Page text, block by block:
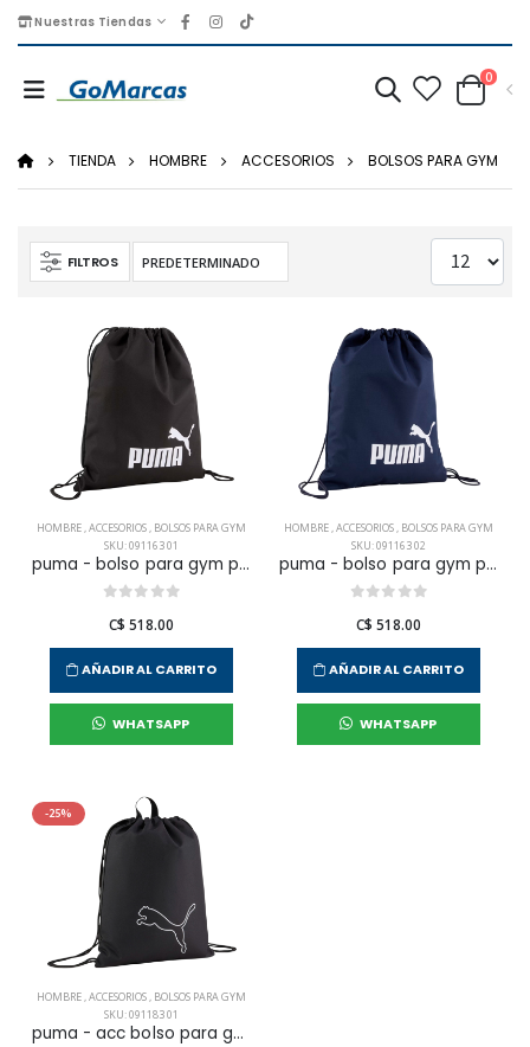
Nuestras Tiendas
0
TIENDA HOMBRE ACCESORIOS BOLSOS PARA GYM
FILTROS
HOMBRE,ACCESORIOS, BOLSOS PARA GYM
SKU: 091163 01
puma - bolso para gym puma phase gym para hombre
C$ 518.00
AÑADIR AL CARRITO
WHATSAPP
HOMBRE,ACCESORIOS, BOLSOS PARA GYM
SKU: 091163 02
puma - bolso para gym puma phase gym para hombre
C$ 518.00
AÑADIR AL CARRITO
WHATSAPP
-25%
HOMBRE,ACCESORIOS, BOLSOS PARA GYM
SKU: 091183 01
puma - acc bolso para gym plus gym sack para hombre